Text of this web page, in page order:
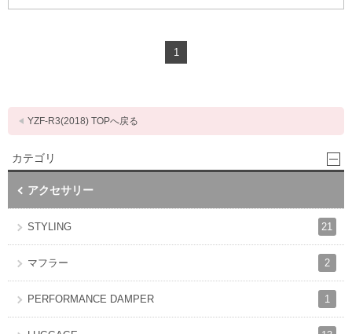
1
YZF-R3(2018) TOPへ戻る
カテゴリ
アクセサリー
STYLING 21
マフラー 2
PERFORMANCE DAMPER 1